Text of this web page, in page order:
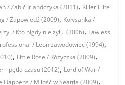
/ Zabić Irlandczyka (2011), Killer Elite
/ Zapowiedź (2009), Kołysanka /
zyl / Kto nigdy nie żył… (2006), Lawless
/ Leon zawodowiec (1994),
, Little Rose / Różyczka (2009),
- pętla czasu (2012), Lord of War /
Happens / Miłość w Seattle (2009),